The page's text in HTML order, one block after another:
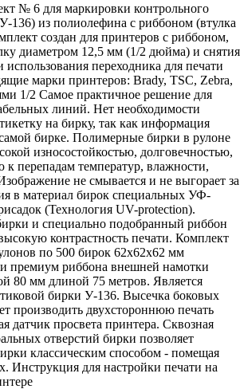
№ 6 для маркировки контрольного
136) из полиолефина с риббоном (втулка
создан для принтеров с риббоном,
диаметром 12,5 мм (1/2 дюйма) и снятия
использования переходника для печати
марки принтеров: Brady, TSC, Zebra,
1/2 Самое практичное решение для
линий. Нет необходимости
на бирку, так как информация
самой бирке. Полимерные бирки в рулоне
износостойкостью, долговечностью,
к перепадам температур, влажности,
не смывается и не выгорает за
в материал бирок специальных УФ-
(Технология UV-protеction).
и специально подобранный риббон
контрастность печати. Комплект
по 500 бирок 62х62х62 мм
премиум риббона внешней намотки
80 мм длиной 75 метров. Является
бирки У-136. Высечка боковых
производить двухстороннюю печать
датчик просвета принтера. Сквозная
отверстий бирки позволяет
классическим способом - помещая
Инструкция для настройки печати на